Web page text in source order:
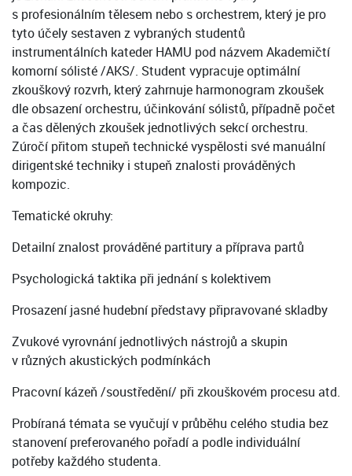
s profesionálním tělesem nebo s orchestrem, který je pro
tyto účely sestaven z vybraných studentů
instrumentálních kateder HAMU pod názvem Akademičtí
komorní sólisté /AKS/. Student vypracuje optimální
zkouškový rozvrh, který zahrnuje harmonogram zkoušek
dle obsazení orchestru, účinkování sólistů, případně počet
a čas dělených zkoušek jednotlivých sekcí orchestru.
Zúročí přitom stupeň technické vyspělosti své manuální
dirigentské techniky i stupeň znalosti prováděných
kompozic.
Tematické okruhy:
Detailní znalost prováděné partitury a příprava partů
Psychologická taktika při jednání s kolektivem
Prosazení jasné hudební představy připravované skladby
Zvukové vyrovnání jednotlivých nástrojů a skupin
v různých akustických podmínkách
Pracovní kázeň /soustředění/ při zkouškovém procesu atd.
Probíraná témata se vyučují v průběhu celého studia bez
stanovení preferovaného pořadí a podle individuální
potřeby každého studenta.